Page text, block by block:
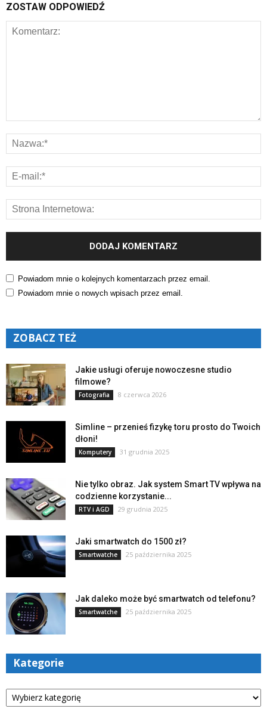
ZOSTAW ODPOWIEDŹ
Powiadom mnie o kolejnych komentarzach przez email.
Powiadom mnie o nowych wpisach przez email.
ZOBACZ TEŻ
Jakie usługi oferuje nowoczesne studio
filmowe?
Fotografia 8 czerwca 2026
Simline – przenieś fizykę toru prosto do Twoich
dłoni!
Komputery 31 grudnia 2025
Nie tylko obraz. Jak system Smart TV wpływa na
codzienne korzystanie...
RTV i AGD 29 grudnia 2025
Jaki smartwatch do 1500 zł?
Smartwatche 25 października 2025
Jak daleko może być smartwatch od telefonu?
Smartwatche 25 października 2025
Kategorie
Kategorie